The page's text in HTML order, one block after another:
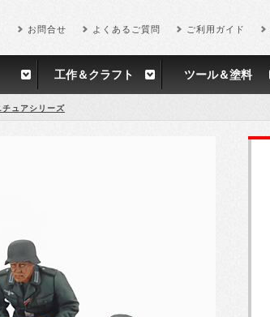
お問合せ よくあるご質問 ご利用ガイド
工作＆クラフト ツール＆塗料
ュアシリーズ